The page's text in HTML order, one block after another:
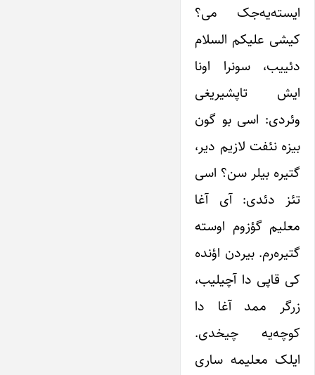
ایسته‌یه‌جک می؟
کیشی علیکم السلام
دئییب، سونرا اونا
ایش تاپشیریغی
وئردی: اسی بو گون
بیزه نئفت لازیم دیر،
گتیره بیلر سن؟ اسی
تئز دئدی: آی آغا
معلیم گؤزوم اوسته
گتیره‌رم. بیردن اؤنده
کی قاپی دا آچیلیب،
زرگر ممد آغا دا
کوچه‌یه چیخدی.
ایلک معلیمه ساری